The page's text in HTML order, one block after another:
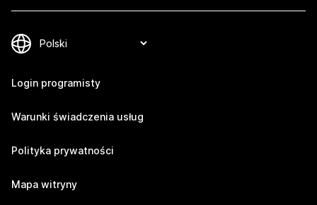
Login programisty
Warunki świadczenia usług
Polityka prywatności
Mapa witryny